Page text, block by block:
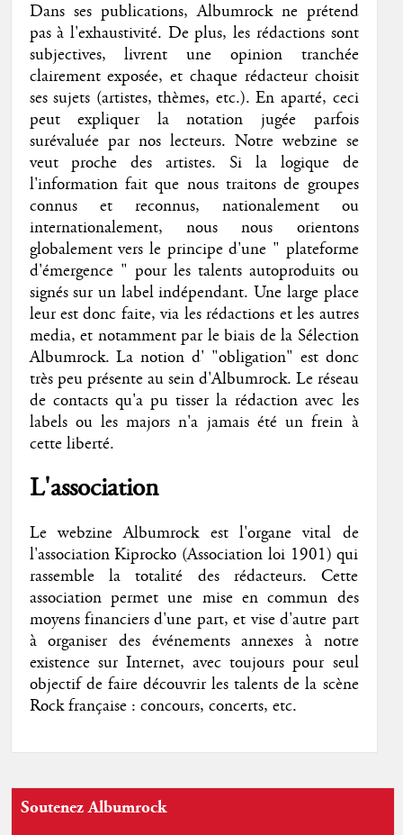
Dans ses publications, Albumrock ne prétend
pas à l'exhaustivité. De plus, les rédactions sont
subjectives, livrent une opinion tranchée
clairement exposée, et chaque rédacteur choisit
ses sujets (artistes, thèmes, etc.). En aparté, ceci
peut expliquer la notation jugée parfois
surévaluée par nos lecteurs. Notre webzine se
veut proche des artistes. Si la logique de
l'information fait que nous traitons de groupes
connus et reconnus, nationalement ou
internationalement, nous nous orientons
globalement vers le principe d'une " plateforme
d'émergence " pour les talents autoproduits ou
signés sur un label indépendant. Une large place
leur est donc faite, via les rédactions et les autres
media, et notamment par le biais de la Sélection
Albumrock. La notion d' "obligation" est donc
très peu présente au sein d'Albumrock. Le réseau
de contacts qu'a pu tisser la rédaction avec les
labels ou les majors n'a jamais été un frein à
cette liberté.
L'association
Le webzine Albumrock est l'organe vital de
l'association Kiprocko (Association loi 1901) qui
rassemble la totalité des rédacteurs. Cette
association permet une mise en commun des
moyens financiers d'une part, et vise d'autre part
à organiser des événements annexes à notre
existence sur Internet, avec toujours pour seul
objectif de faire découvrir les talents de la scène
Rock française : concours, concerts, etc.
Soutenez Albumrock